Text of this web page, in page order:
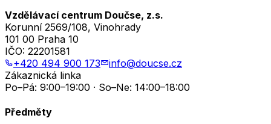
Vzdělávací centrum Doučse, z.s.
Korunní 2569/108, Vinohrady
101 00 Praha 10
IČO: 22201581
+420 494 900 173
info@doucse.cz
Zákaznická linka
Po–Pá: 9:00–19:00 · So–Ne: 14:00–18:00
Předměty